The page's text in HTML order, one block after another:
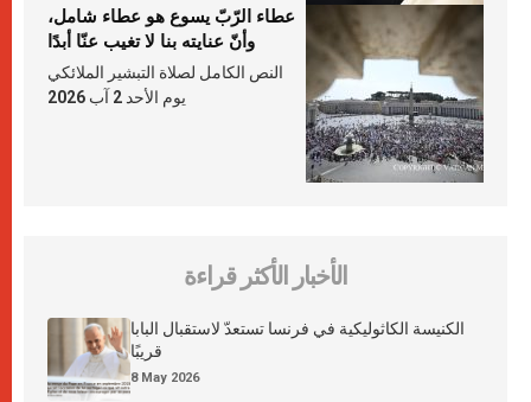
عطاء الرّبّ يسوع هو عطاء شامل،
وأنّ عنايته بنا لا تغيب عنّا أبدًا
النص الكامل لصلاة التبشير الملائكي
يوم الأحد 2 آب 2026
الأخبار الأكثر قراءة
الكنيسة الكاثوليكية في فرنسا تستعدّ لاستقبال البابا
قريبًا
8 May 2026